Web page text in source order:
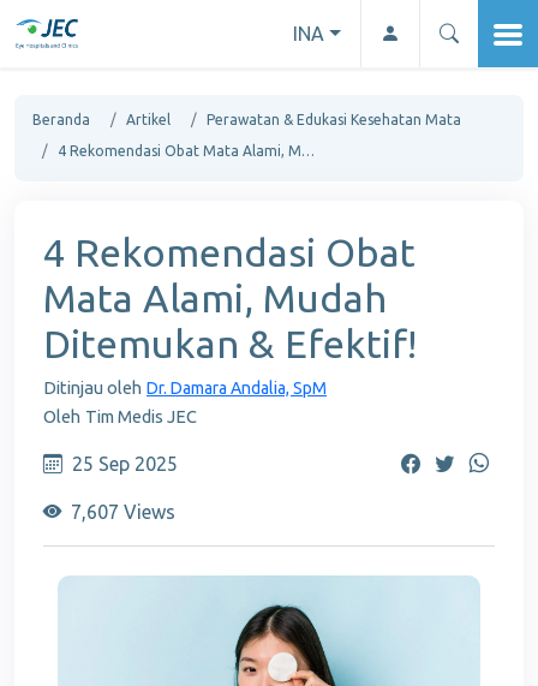
INA
Beranda Artikel
Perawatan & Edukasi Kesehatan Mata
4 Rekomendasi Obat Mata Alami, Mudah Ditemukan & Efektif!
4 Rekomendasi Obat
Mata Alami, Mudah
Ditemukan & Efektif!
Ditinjau oleh Dr. Damara Andalia, SpM
Oleh Tim Medis JEC
25 Sep 2025
7,607 Views